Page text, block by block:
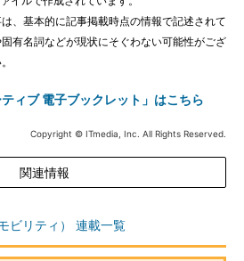
、基本的に記事掲載時点の情報で記述されて
有名詞などが現状にそぐわない可能性がござ
ィブ 電子ブックレット」はこちら
Copyright © ITmedia, Inc. All Rights Reserved.
関連情報
ビリティ） 連載一覧